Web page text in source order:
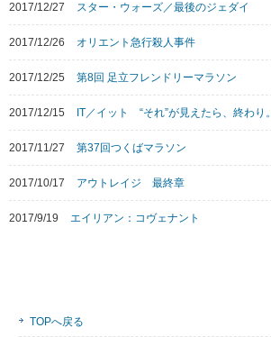
2017/12/27 スター・ウォーズ／最後のジェダイ
2017/12/26 オリエント急行殺人事件
2017/12/25 第8回 足立フレンドリーマラソン
2017/12/15 IT／イット “それ”が見えたら、終わり。
2017/11/27 第37回つくばマラソン
2017/10/17 アウトレイジ 最終章
2017/9/19 エイリアン：コヴェナント
TOPへ戻る